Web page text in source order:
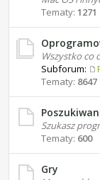
Tematy: 1271
Wszystko co
Subforum:
Tematy: 8647
Szukasz
Tematy: 600
Gry